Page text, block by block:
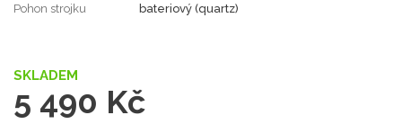
Pohon strojku
bateriový (quartz)
SKLADEM
5 490 Kč